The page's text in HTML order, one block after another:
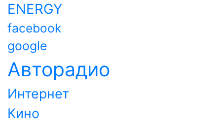
ENERGY
facebook
google
Авторадио
Интернет
Кино